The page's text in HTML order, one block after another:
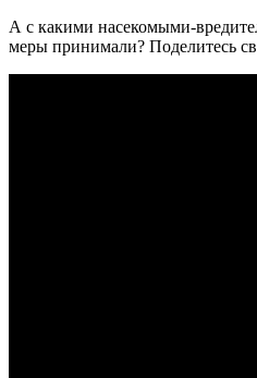
А с какими насекомыми-
меры принимали? Поделитесь